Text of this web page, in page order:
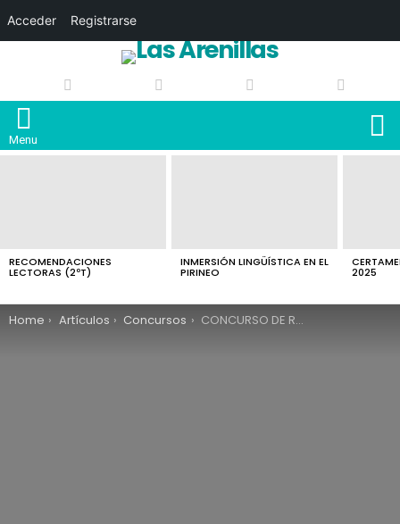
Menu
RECOMENDACIONES
LECTORAS (2ºT)
INMERSIÓN LINGÜÍSTICA EN EL
PIRINEO 2025
You are here:
Home Artículos Concursos CONCURSO DE RELATOS DE TERROR Y MISTERIO
Acceder Registrarse